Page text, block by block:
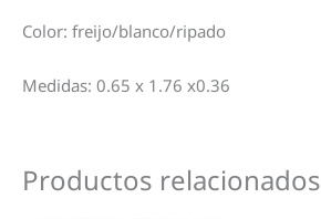
Color: freijo/blanco/ripado
Medidas: 0.65 x 1.76 x0.36
Productos relacionados